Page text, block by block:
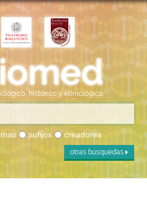
histórico y etimológico
sufijos creadores
otras búsquedas